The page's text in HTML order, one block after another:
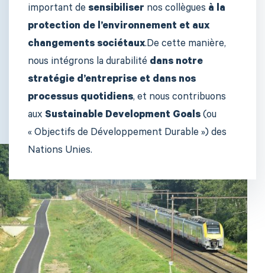
important de sensibiliser nos collègues à la
protection de l’environnement et aux
changements sociétaux.De cette manière,
nous intégrons la durabilité dans notre
stratégie d’entreprise et dans nos
processus quotidiens, et nous contribuons
aux Sustainable Development Goals (ou
« Objectifs de Développement Durable ») des
Nations Unies.